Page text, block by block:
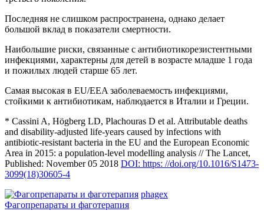
Последняя не слишком распространена, однако делает
большой вклад в показатели смертности.
Наибольшие риски, связанные с антибиотикорезистентными
инфекциями, характерны для детей в возрасте младше 1 года
и пожилых людей старше 65 лет.
Самая высокая в EU/EEA заболеваемость инфекциями,
стойкими к антибиотикам, наблюдается в Италии и Греции.
* Cassini A, Högberg LD, Plachouras D et al. Attributable deaths
and disability-adjusted life-years caused by infections with
antibiotic-resistant bacteria in the EU and the European Economic
Area in 2015: a population-level modelling analysis // The Lancet,
Published: November 05 2018 DOI: https: //doi.org/10.1016/S1473-
3099(18)30605-4
phagex
Фагопрепараты и фаготерапия